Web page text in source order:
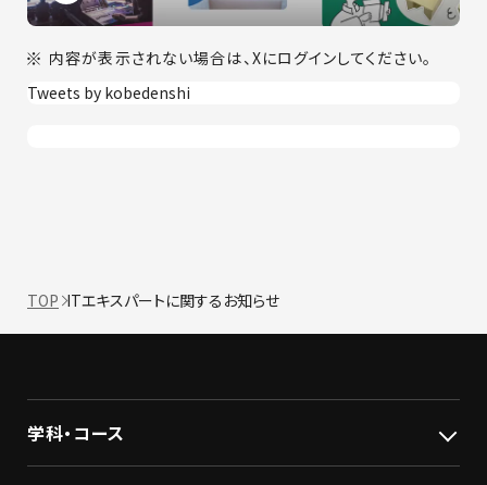
内容が表示されない場合は、Xにログインしてください。
Tweets by kobedenshi
TOP ITエキスパートに関するお知らせ
学科・コース